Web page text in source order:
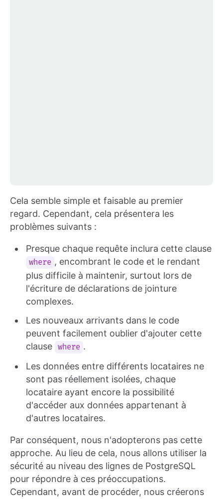
Cela semble simple et faisable au premier
regard. Cependant, cela présentera les
problèmes suivants :
Presque chaque requête inclura cette clause
where , encombrant le code et le rendant
plus difficile à maintenir, surtout lors de
l'écriture de déclarations de jointure
complexes.
Les nouveaux arrivants dans le code
peuvent facilement oublier d'ajouter cette
clause where .
Les données entre différents locataires ne
sont pas réellement isolées, chaque
locataire ayant encore la possibilité
d'accéder aux données appartenant à
d'autres locataires.
Par conséquent, nous n'adopterons pas cette
approche. Au lieu de cela, nous allons utiliser la
sécurité au niveau des lignes de PostgreSQL
pour répondre à ces préoccupations.
Cependant, avant de procéder, nous créerons